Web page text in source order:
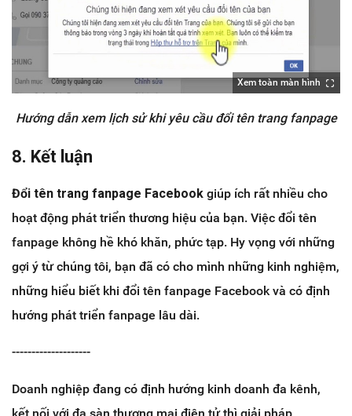
Xem toàn màn hình
Hướng dẫn xem lịch sử khi yêu cầu đổi tên trang fanpage
8. Kết luận
Đổi tên trang fanpage Facebook giúp ích rất nhiều cho
hoạt động phát triển thương hiệu của bạn. Việc đổi tên
fanpage không hề khó khăn, phức tạp. Hy vọng với những
gợi ý từ chúng tôi, bạn đã có cho mình những kinh nghiệm,
những hiểu biết khi đổi tên fanpage Facebook và có định
hướng phát triển fanpage lâu dài.
--------------------
Doanh nghiệp đang có định hướng kinh doanh đa kênh,